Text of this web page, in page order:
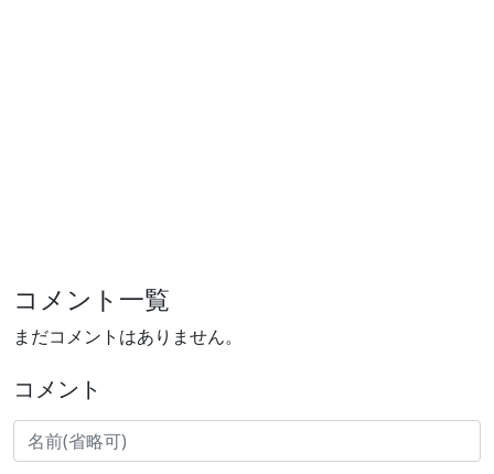
コメント一覧
まだコメントはありません。
コメント